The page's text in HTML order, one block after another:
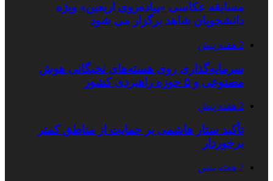
مسابقه عکاسی «پیاده‌روی اربعین» ویژه
دانشجویان شاهد برگزار می شود
2 هفته پیش
سرمایه‌گذاری روی هسته‌های نخبگانی هوش
مصنوعی و ۵ حوزه راهبردی کشور
2 هفته پیش
تأکید ستار هاشمی بر حمایت از مناطق کمتر
برخوردار
2 هفته پیش